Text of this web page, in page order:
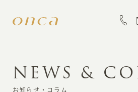
INFORMATION
NEWS &
お知らせ・コラム